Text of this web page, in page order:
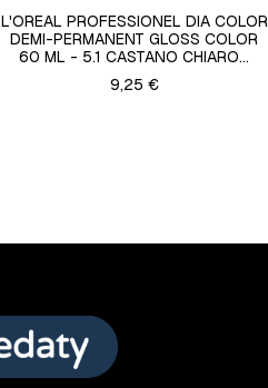
L'OREAL PROFESSIONEL DIA COLOR
DEMI-PERMANENT GLOSS COLOR
60 ML - 5.1 CASTANO CHIARO...
9,25 €